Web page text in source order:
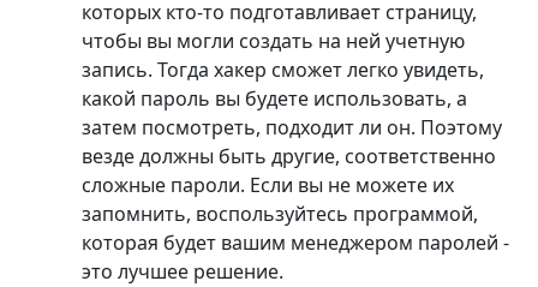
которых кто-то подготавливает страницу,
чтобы вы могли создать на ней учетную
запись. Тогда хакер сможет легко увидеть,
какой пароль вы будете использовать, а
затем посмотреть, подходит ли он. Поэтому
везде должны быть другие, соответственно
сложные пароли. Если вы не можете их
запомнить, воспользуйтесь программой,
которая будет вашим менеджером паролей -
это лучшее решение.